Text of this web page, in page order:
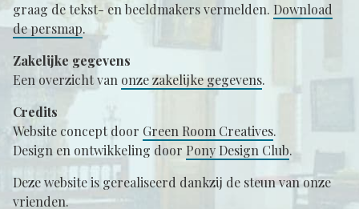
graag de tekst- en beeldmakers vermelden. Download
de persmap.
Zakelijke gegevens
Een overzicht van onze zakelijke gegevens.
Credits
Website concept door Green Room Creatives.
Design en ontwikkeling door Pony Design Club.
Deze website is gerealiseerd dankzij de steun van onze
vrienden.